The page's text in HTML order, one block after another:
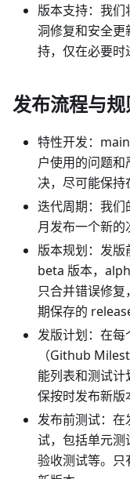
版本支持：我
洞修复和安全更
持，仅在必要时
发布流程与规
特性开发：
户使用的问题
决，尽可能保持
迭代周期：我们
月发布一个新的
版本规划：发
beta 版本，
只合并错误修
期保存的
发版计划：在每
（Github
能列表和测试
保按时发布新版
发布前测试：在
试，包括单元测
验收测试等。只